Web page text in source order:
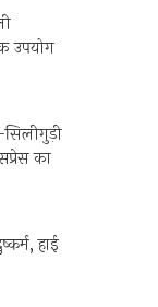
उपयोग
का
हाई